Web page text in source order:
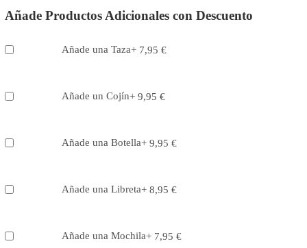
Añade Productos Adicionales con Descuento
Añade una Taza+ 7,95 €
Añade un Cojín+ 9,95 €
Añade una Botella+ 9,95 €
Añade una Libreta+ 8,95 €
Añade una Mochila+ 7,95 €